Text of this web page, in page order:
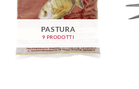
PASTURA
9 PRODOTTI